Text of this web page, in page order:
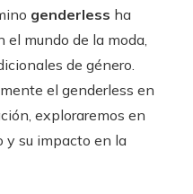
genderless ha
mundo de la moda,
de género.
el genderless en
exploraremos en
y su impacto en la